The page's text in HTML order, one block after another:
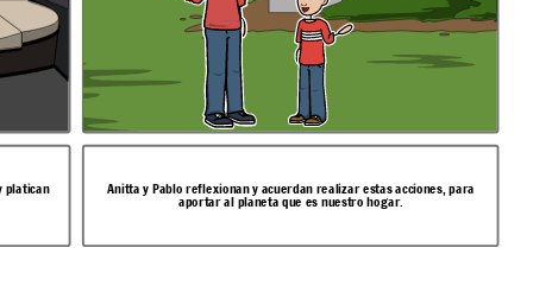
platican Anitta y Pablo reflexionan y acuerdan realizar estas acciones, para
aportar al planeta que es nuestro hogar.